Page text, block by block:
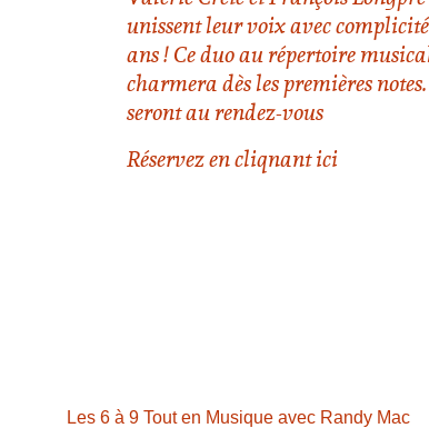
unissent leur voix avec
ans ! Ce duo au répertoire
charmera dès les premières
seront au rendez-vous
Réservez en cliqnant ici
Les 6 à 9 Tout en Musique avec Randy Mac